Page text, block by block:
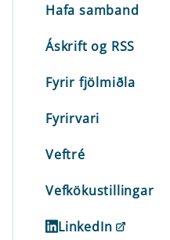
Hafa samband
Áskrift og RSS
Fyrir fjölmiðla
Fyrirvari
Veftré
Vefkökustillingar
LinkedIn